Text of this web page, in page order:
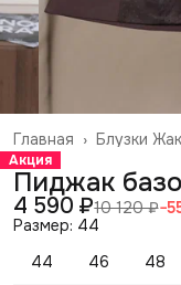
Блузки
Главная ›
Акция
Пиджак
4 590 ₽10 120 ₽−
Размер: 44
44
46 48